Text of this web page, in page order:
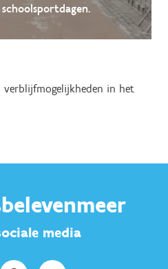
verblijfmogelijkheden in het
media